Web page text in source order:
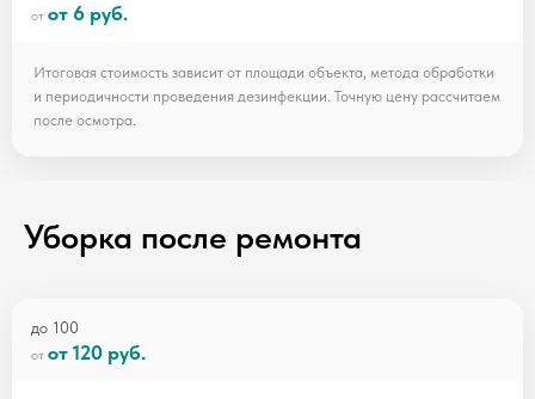
от 6 руб.
Итоговая стоимость зависит от площади объекта, метода обработки
и периодичности проведения дезинфекции. Точную цену рассчитаем
после осмотра.
Уборка после ремонта
до 100
от 120 руб.